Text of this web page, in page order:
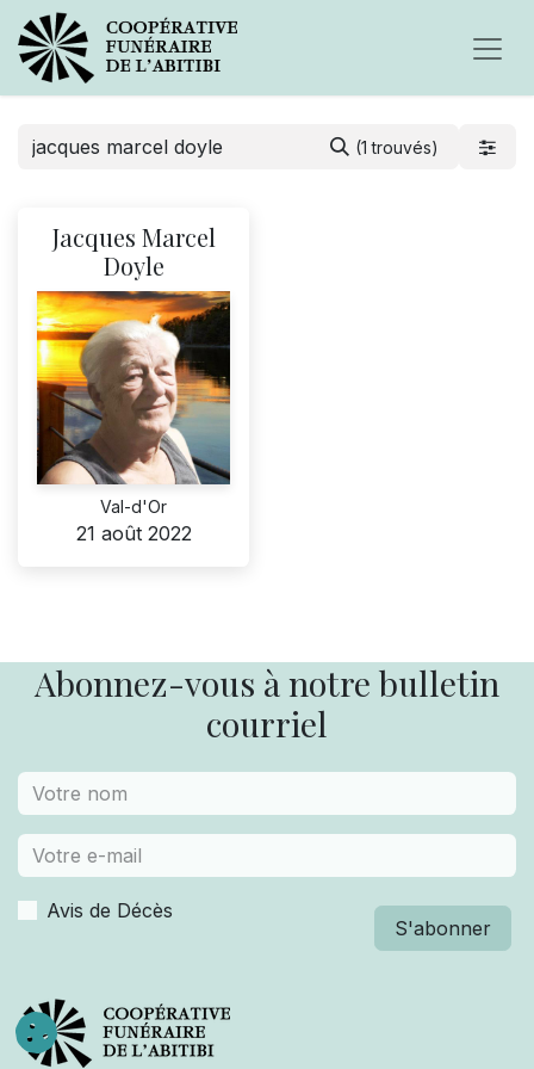
(1 trouvés)
Jacques Marcel
Doyle
Val-d'Or
21 août 2022
Abonnez-vous à notre bulletin
courriel
Avis de Décès
S'abonner